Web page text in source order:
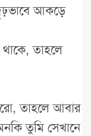
আকড়ে
তাহলে
তাহলে আবার
তুমি সেখানে